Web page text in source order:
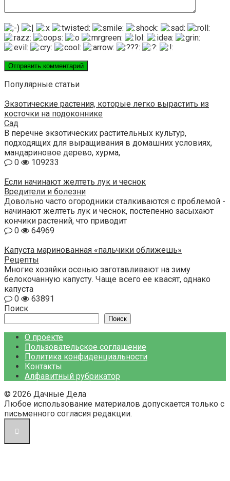
Популярные статьи
Экзотические растения, которые легко вырастить из
косточки на подоконнике
Сад
В перечне экзотических растительных культур,
подходящих для выращивания в домашних условиях,
мандариновое дерево, хурма,
0
109233
Если начинают желтеть лук и чеснок
Вредители и болезни
Довольно часто огородники сталкиваются с проблемой -
начинают желтеть лук и чеснок, постепенно засыхают
кончики растений, что приводит
0
64969
Капуста маринованная «пальчики оближешь»
Рецепты
Многие хозяйки осенью заготавливают на зиму
белокочанную капусту. Чаще всего ее квасят, однако
капуста
0
63891
Поиск
Поиск
О проекте
Пользовательское соглашение
Политика конфиденциальности
Контакты
Алфавитный рубрикатор
© 2026 Дачные Дела
Любое использование материалов допускается только с
письменного согласия редакции.